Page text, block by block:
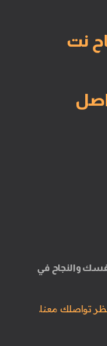
نت
والنجاح في
تواصلك معنا.